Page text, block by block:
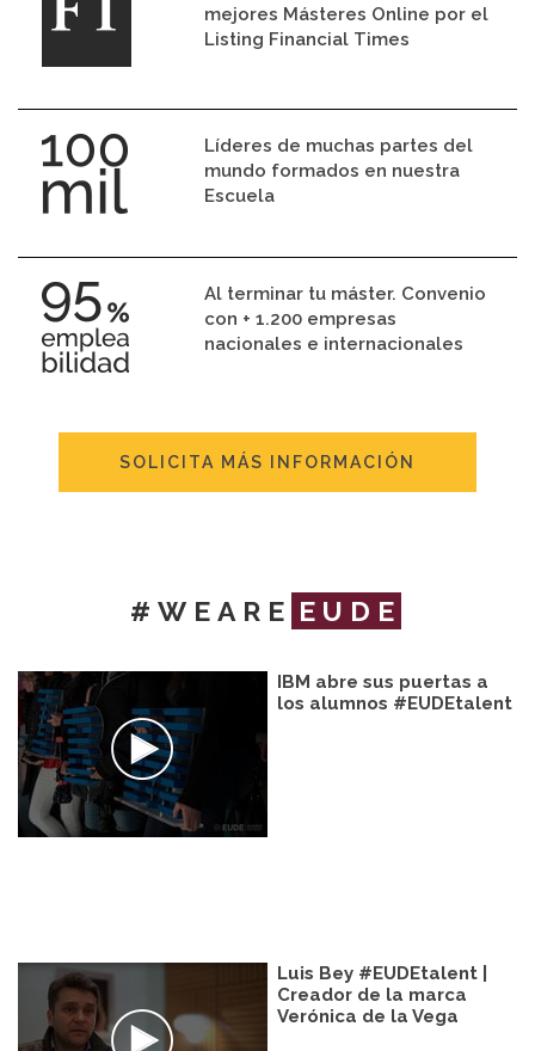
mejores Másteres Online por el
Listing Financial Times
Líderes de muchas partes del
mundo formados en nuestra
Escuela
Al terminar tu máster. Convenio
con + 1.200 empresas
nacionales e internacionales
SOLICITA MÁS INFORMACIÓN
#WEARE EUDE
IBM abre sus puertas a
los alumnos #EUDEtalent
Luis Bey #EUDEtalent |
Creador de la marca
Verónica de la Vega